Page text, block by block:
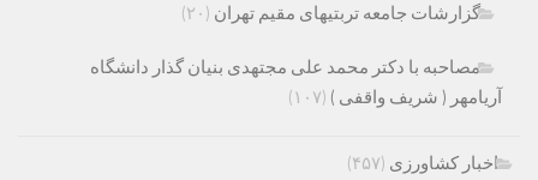
گزارشات جامعه تربتیهای مقیم تهران (۲۰)
مصاحبه با دکتر محمد علی مجتهدی بنیان گذار دانشگاه
آریامهر ( شریف واقفی ) (۱۰۷)
اخبار کشاورزی (۴۵۷)